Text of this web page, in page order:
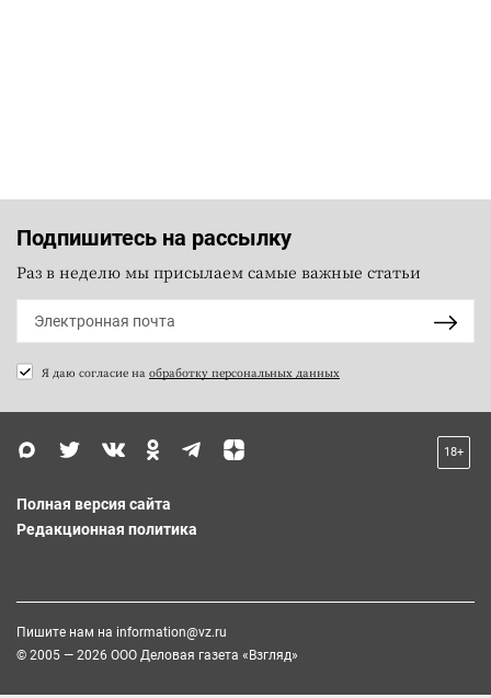
Подпишитесь на рассылку
Раз в неделю мы присылаем самые важные статьи
Я даю согласие на обработку персональных данных
18+
Полная версия сайта
Редакционная политика
Пишите нам на information@vz.ru
© 2005 — 2026 ООО Деловая газета «Взгляд»